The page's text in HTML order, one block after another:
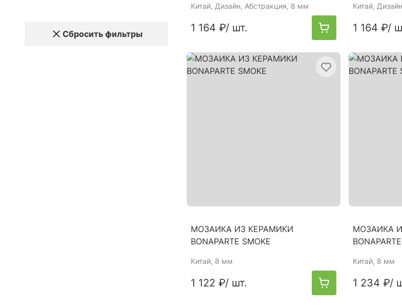
Сбросить фильтры
Китай, Дизайн, Абстракция, 8 мм
1 164 ₽/ шт.
Китай,
1 164 ₽/
МОЗАИКА ИЗ КЕРАМИКИ
BONAPARTE SMOKE
Китай, 8 мм
1 122 ₽/ шт.
МОЗАИКА
Китай, 8 мм
1 234 ₽/